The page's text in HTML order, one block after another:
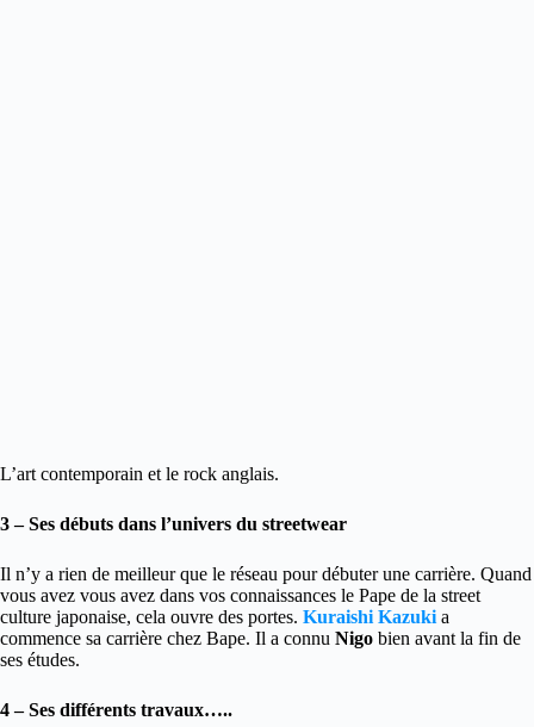
L’art contemporain et le rock anglais.
3 – Ses débuts dans l’univers du streetwear
Il n’y a rien de meilleur que le réseau pour débuter une carrière. Quand
vous avez vous avez dans vos connaissances le Pape de la street
culture japonaise, cela ouvre des portes. Kuraishi Kazuki a
commence sa carrière chez Bape. Il a connu Nigo bien avant la fin de
ses études.
4 – Ses différents travaux…..